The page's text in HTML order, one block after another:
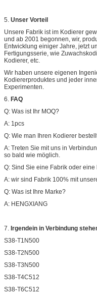
5. Unser Vorteil
Unsere Fabrik ist im Kodierer
und ab 2001 begonnen, wir,
Entwicklung einiger Jahre, jetzt
Fertigungsserie, wie
Kodierer, etc.
Wir haben unsere eigenen
Kodiererproduktes und jeder
Experimenten.
6. FAQ
Q: Was ist Ihr MOQ?
A: 1pcs
Q: Wie man Ihren Kodierer
A: Treten Sie mit uns in
so bald wie möglich.
Q: Sind Sie eine Fabrik oder
A: wir sind Fabrik 100% mit
Q: Was ist Ihre Marke?
A: HENGXIANG
7. Irgendein in Verbindung
S38-T1N500
S38-T2N500
S38-T3N500
S38-T4C512
S38-T6C512